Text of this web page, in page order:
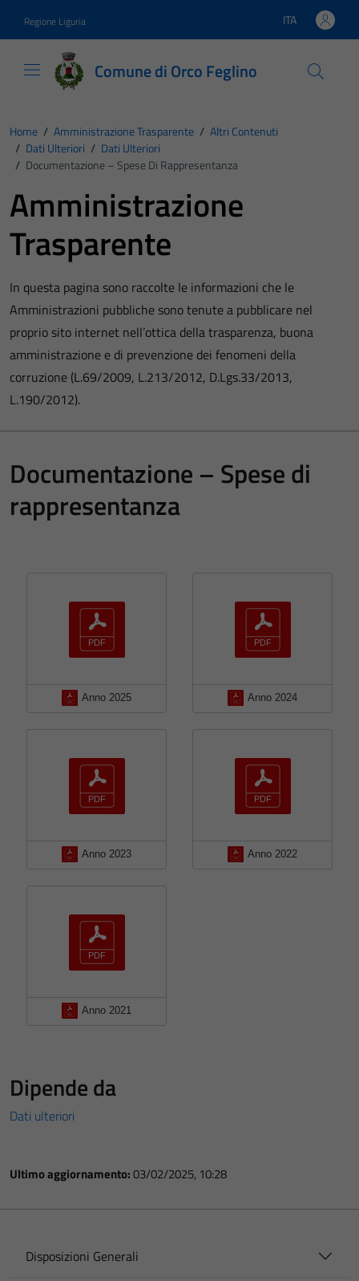
Regione Liguria Lingua attiva:
ITA
Comune di Orco Feglino
Home / Amministrazione Trasparente / Altri Contenuti
/ Dati Ulteriori / Dati Ulteriori
/ Documentazione – Spese Di Rappresentanza
Amministrazione
Trasparente
In questa pagina sono raccolte le informazioni che le
Amministrazioni pubbliche sono tenute a pubblicare nel
proprio sito internet nell’ottica della trasparenza, buona
amministrazione e di prevenzione dei fenomeni della
corruzione (L.69/2009, L.213/2012, D.Lgs.33/2013,
L.190/2012).
Documentazione – Spese di
rappresentanza
Anno 2025 Anno 2024
Anno 2023 Anno 2022
Anno 2021
Dipende da
Dati ulteriori
Ultimo aggiornamento:03/02/2025, 10:28
Disposizioni Generali